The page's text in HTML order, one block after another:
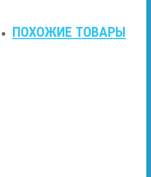
ПОХОЖИЕ ТОВАРЫ